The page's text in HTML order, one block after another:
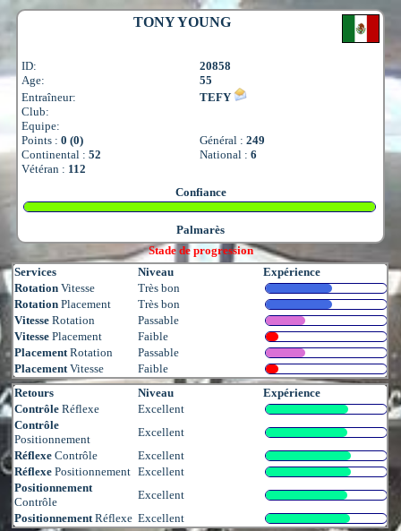
TONY YOUNG
ID:
20858
Age:
55
Entraîneur:
TEFY
Club:
Equipe:
Points : 0 (0) Général : 249
Continental : 52 National : 6
Vétéran : 112
Confiance
Palmarès
Stade de progression
Services
Niveau
Expérience
Rotation Vitesse
Très bon
Rotation Placement
Très bon
Vitesse Rotation
Passable
Vitesse Placement
Faible
Placement Rotation
Passable
Placement Vitesse
Faible
Retours
Niveau
Expérience
Contrôle Réflexe
Excellent
Contrôle
Positionnement
Excellent
Réflexe Contrôle
Excellent
Réflexe Positionnement Excellent
Positionnement
Contrôle
Excellent
Positionnement Réflexe Excellent